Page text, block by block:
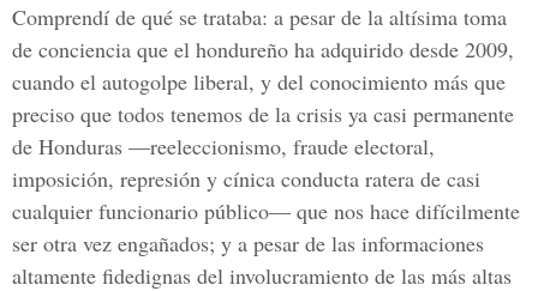
Comprendí de qué se trataba: a pesar de la altísima toma
de conciencia que el hondureño ha adquirido desde 2009,
cuando el autogolpe liberal, y del conocimiento más que
preciso que todos tenemos de la crisis ya casi permanente
de Honduras ––reeleccionismo, fraude electoral,
imposición, represión y cínica conducta ratera de casi
cualquier funcionario público–– que nos hace difícilmente
ser otra vez engañados; y a pesar de las informaciones
altamente fidedignas del involucramiento de las más altas